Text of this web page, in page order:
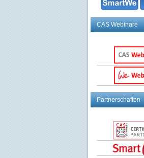
CAS Webinare
Partnerschaften